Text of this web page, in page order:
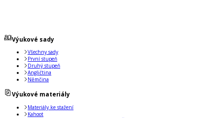
Výukové sady
Všechny sady
První stupeň
Druhý stupeň
Angličtina
Němčina
Výukové materiály
Materiály ke stažení
Kahoot